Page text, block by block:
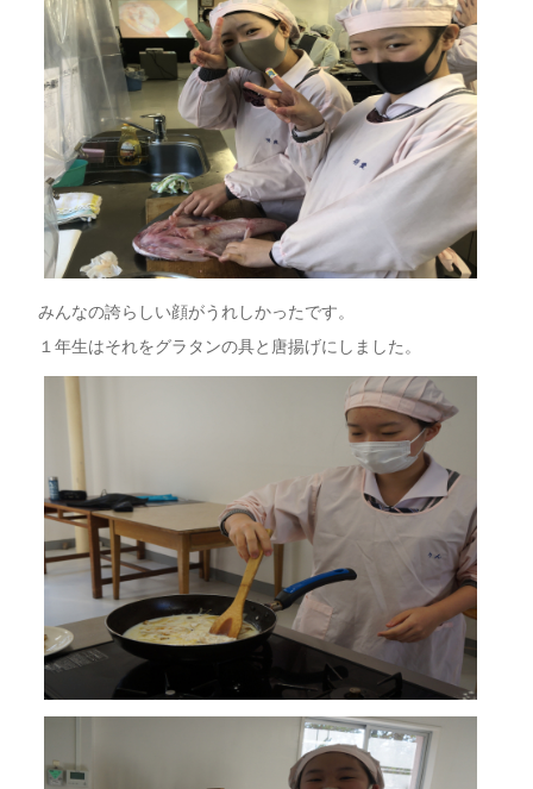
みんなの誇らしい顔がうれしかったです。
１年生はそれをグラタンの具と唐揚げにしました。